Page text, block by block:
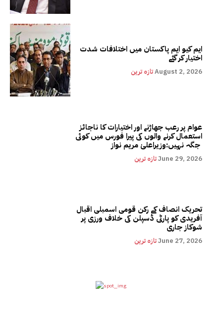
ایم کیو ایم پاکستان میں اختلافات شدت
اختیار کر گئے
تازہ ترینAugust 2, 2026
عوام پر رعب جھاڑنے اور اختیارات کا ناجائز
استعمال کرنے والوں کی پیرا فورس میں کوئی
تازہ ترینJune 29, 2026
تحریک انصاف کے رکن قومی اسمبلی اقبال
آفریدی کو پارٹی ڈسپلن کی خلاف ورزی پر
شوکاز جاری
تازہ ترینJune 27, 2026